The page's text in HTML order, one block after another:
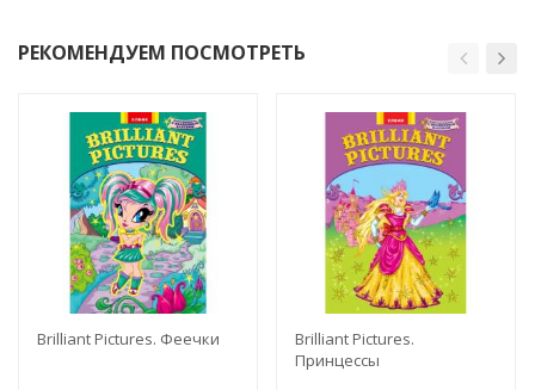
РЕКОМЕНДУЕМ ПОСМОТРЕТЬ
Brilliant Pictures. Феечки
Brilliant Pictures.
Принцессы